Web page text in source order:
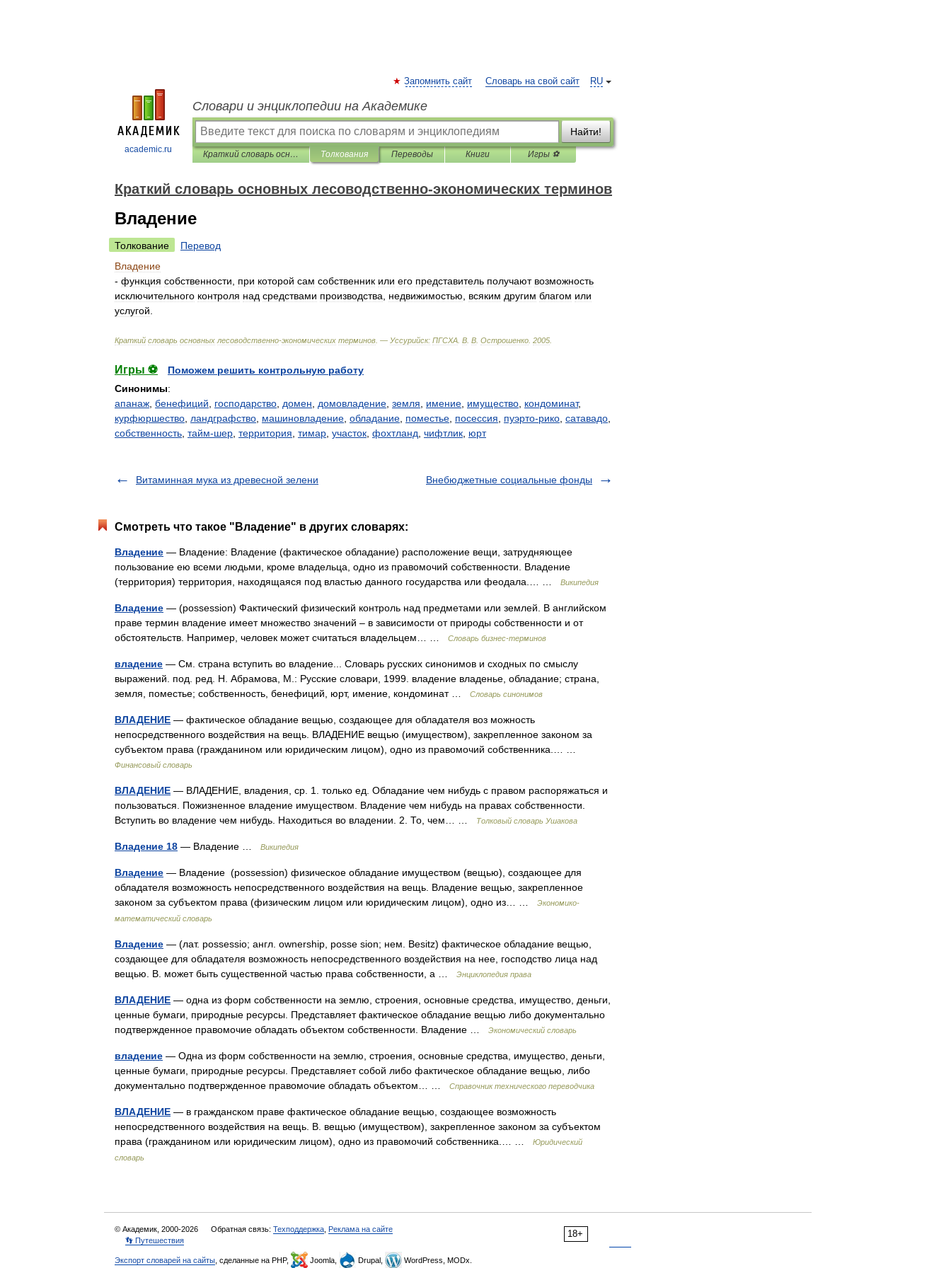
academic.ru
RU
Запомнить сайт Словарь на свой сайт
Словари и энциклопедии на Академике
Найти!
Краткий словарь основных лесоводственно-экономических терминов Толкования Переводы Книги Игры ⚽
Краткий словарь основных лесоводственно-экономических терминов
Владение
Толкование
Перевод
Владение
- функция собственности при которой сам собственник или его представитель получают возможность
исключительного контроля над средствами производства недвижимостью всяким другим благом или
услугой
Краткий словарь основных лесоводственно-экономических терминов . — Уссурийск: ПГСХА В В Острошенко 2005
Игры ⚽
Поможем решить контрольную работу
Синонимы:
апанаж бенефиций господарство домен домовладение земля имение имущество кондоминат,
курфюршество ландграфство машиновладение обладание поместье посессия пуэрто-рико сатавадо
собственность тайм-шер территория тимар участок фохтланд чифтлик юрт
Витаминная мука из древесной зелени Внебюджетные социальные фонды
Смотреть что такое "Владение" в других словарях:
Владение — Владение: Владение (фактическое обладание) расположение вещи, затрудняющее
пользование ею всеми людьми, кроме владельца, одно из правомочий собственности. Владение
(территория) территория, находящаяся под властью данного государства или феодала.… …
Википедия
Владение — (possession) Фактический физический контроль над предметами или землей. В английском
праве термин владение имеет множество значений – в зависимости от природы собственности и от
обстоятельств. Например, человек может считаться владельцем… …
Словарь бизнес-терминов
владение — См. страна вступить во владение... Словарь русских синонимов и сходных по смыслу
выражений. под. ред. Н. Абрамова, М.: Русские словари, 1999. владение владенье, обладание; страна,
земля, поместье; собственность, бенефиций, юрт, имение, кондоминат …
Словарь синонимов
ВЛАДЕНИЕ — фактическое обладание вещью, создающее для обладателя воз можность
непосредственного воздействия на вещь. ВЛАДЕНИЕ вещью (имуществом), закрепленное законом за
субъектом права (гражданином или юридическим лицом), одно из правомочий собственника.… …
Финансовый словарь
ВЛАДЕНИЕ — ВЛАДЕНИЕ, владения, ср. 1. только ед. Обладание чем нибудь с правом распоряжаться и
пользоваться. Пожизненное владение имуществом. Владение чем нибудь на правах собственности.
Вступить во владение чем нибудь. Находиться во владении. 2. То, чем… …
Толковый словарь Ушакова
Владение 18 — Владение … Википедия
Владение — Владение (possession) физическое обладание имуществом (вещью), создающее для
обладателя возможность непосредственного воздействия на вещь. Владение вещью, закрепленное
законом за субъектом права (физическим лицом или юридическим лицом), одно из… …
Экономико-
математический словарь
Владение — (лат. possessio; англ. ownership, posse sion; нем. Besitz) фактическое обладание вещью,
создающее для обладателя возможность непосредственного воздействия на нее, господство лица над
вещью. В. может быть существенной частью права собственности, а …
Энциклопедия права
ВЛАДЕНИЕ — одна из форм собственности на землю, строения, основные средства, имущество, деньги,
ценные бумаги, природные ресурсы. Представляет фактическое обладание вещью либо документально
подтвержденное правомочие обладать объектом собственности. Владение …
Экономический словарь
владение — Одна из форм собственности на землю, строения, основные средства, имущество, деньги,
ценные бумаги, природные ресурсы. Представляет собой либо фактическое обладание вещью, либо
документально подтвержденное правомочие обладать объектом… …
Справочник технического переводчика
ВЛАДЕНИЕ — в гражданском праве фактическое обладание вещью, создающее возможность
непосредственного воздействия на вещь. В. вещью (имуществом), закрепленное законом за субъектом
права (гражданином или юридическим лицом), одно из правомочий собственника.… …
Юридический
словарь
18+
© Академик, 2000-2026 Обратная связь: Техподдержка Реклама на сайте
👣 Путешествия
Экспорт словарей на сайты , сделанные на PHP, Joomla, Drupal, WordPress, MODx.